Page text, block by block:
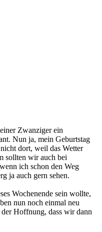
Zwanziger ein
Nun ja, mein Geburtstag
dort, weil das Wetter
sollten wir auch bei
ich schon den Weg
ja auch gern sehen.
Wochenende sein wollte,
nun noch einmal neu
Hoffnung, dass wir dann